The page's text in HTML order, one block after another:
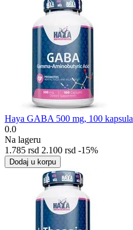
Haya GABA 500 mg, 100 kapsula
0.0
Na lageru
1.785 rsd 2.100 rsd -15%
Dodaj u korpu